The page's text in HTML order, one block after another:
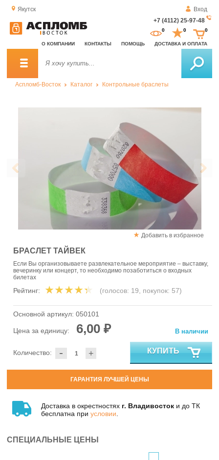
Якутск
Вход
+7 (4112) 25-97-48
О КОМПАНИИ КОНТАКТЫ ПОМОЩЬ ДОСТАВКА И ОПЛАТА
0 0 0
Аспломб-Восток Каталог Контрольные браслеты
Добавить в избранное
БРАСЛЕТ ТАЙВЕК
Если Вы организовываете развлекательное мероприятие – выставку,
вечеринку или концерт, то необходимо позаботиться о входных
билетах
Рейтинг: (голосов: 19, покупок: 57)
Основной артикул: 050101
Цена за единицу: 6,00 ₽
- +
Количество:
В наличии
КУПИТЬ
ГАРАНТИЯ ЛУЧШЕЙ ЦЕНЫ
Доставка в окрестностях г. Владивосток и до ТК
бесплатна при условии
СПЕЦИАЛЬНЫЕ ЦЕНЫ